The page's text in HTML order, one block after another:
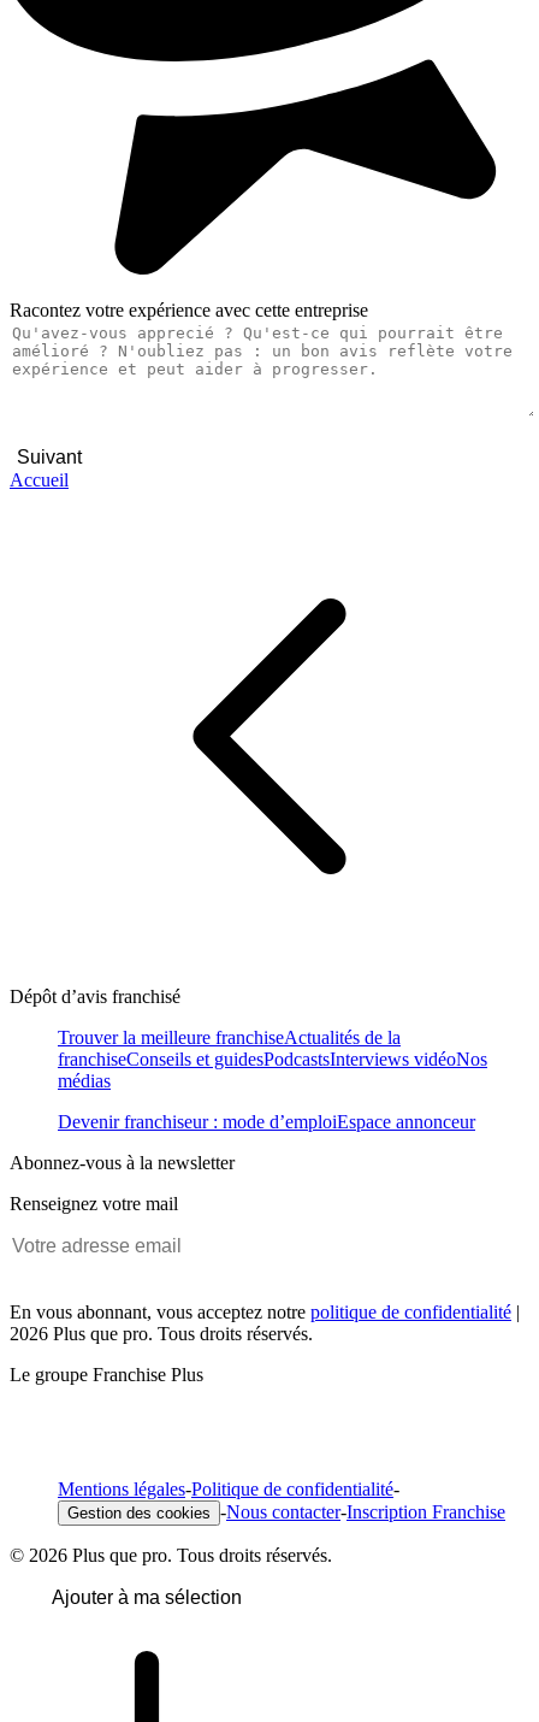
Racontez votre expérience avec cette entreprise
Suivant
Accueil
Dépôt d’avis franchisé
Trouver la meilleure franchiseActualités de la
franchiseConseils et guidesPodcastsInterviews vidéoNos
médias
Devenir franchiseur : mode d’emploiEspace annonceur
Abonnez-vous à la newsletter
Renseignez votre mail
En vous abonnant, vous acceptez notre politique de confidentialité |
2026 Plus que pro. Tous droits réservés.
Le groupe Franchise Plus
Mentions légales-Politique de confidentialité-
Gestion des cookies -Nous contacter-Inscription Franchise
© 2026 Plus que pro. Tous droits réservés.
Ajouter à ma sélection